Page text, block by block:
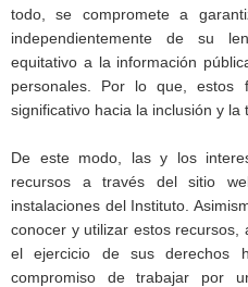
todo, se compromete a
independientemente de su
equitativo a la información
personales. Por lo que,
significativo hacia la inclusión y la
De este modo, las y los
recursos a través del sitio
instalaciones del Instituto.
conocer y utilizar estos recursos,
el ejercicio de sus derechos
compromiso de trabajar por